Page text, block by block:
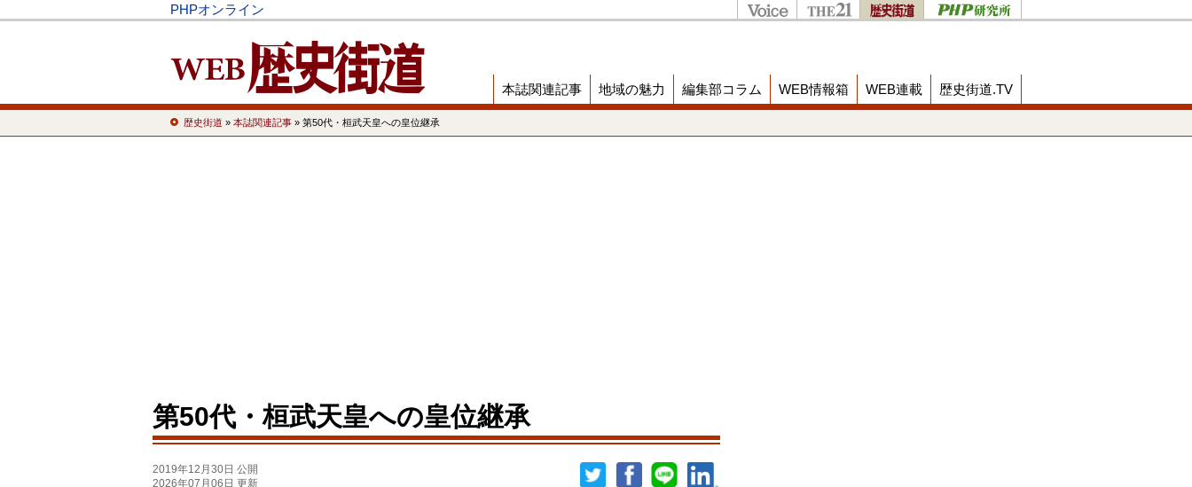
PHPオンライン
本誌関連記事 地域の魅力 編集部コラム WEB情報箱 WEB連載 歴史街道.TV
歴史街道 » 本誌関連記事 » 第50代・桓武天皇への皇位継承
第50代・桓武天皇への皇位継承
2019年12月30日 公開
2026年07月06日 更新